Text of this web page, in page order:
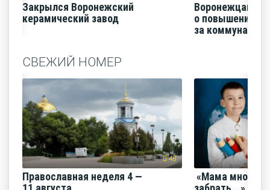
Закрылся Воронежский
керамический завод
Воронежцам
о повышении
за
СВЕЖИЙ НОМЕР
48
Православная неделя 4 —
«Мама много